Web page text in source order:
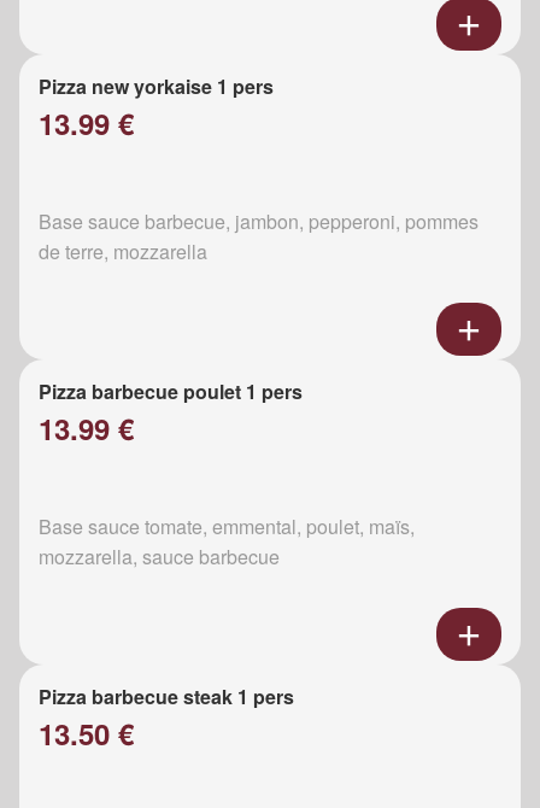
Pizza new yorkaise 1 pers
13.99 €
Base sauce barbecue, jambon, pepperoni, pommes
de terre, mozzarella
Pizza barbecue poulet 1 pers
13.99 €
Base sauce tomate, emmental, poulet, maïs,
mozzarella, sauce barbecue
Pizza barbecue steak 1 pers
13.50 €